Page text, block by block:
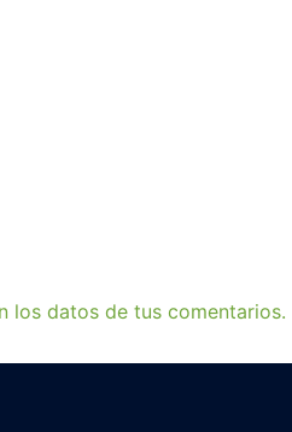
los datos de tus comentarios.